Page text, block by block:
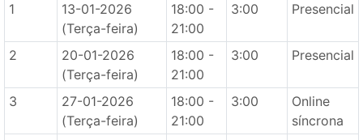
1
13-01-2026
(Terça-feira)
18:00 -
21:00
3:00 Presencial
2
20-01-2026
(Terça-feira)
18:00 -
21:00
3:00 Presencial
3
27-01-2026
(Terça-feira)
18:00 -
21:00
3:00
Online
síncrona